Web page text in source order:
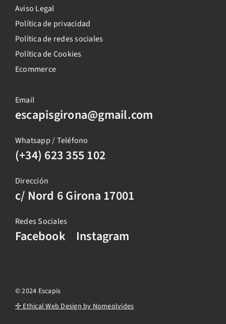
Aviso Legal
Política de privacidad
Política de redes sociales
Política de Cookies
Ecommerce
Email
escapisgirona@gmail.com
Whatsapp / Teléfono
(+34) 623 355 102
Dirección
c/ Nord 6 Girona 17001
Redes Sociales
Facebook Instagram
© 2024 Escapis
✢ Ethical Web Design by Nomeolvides